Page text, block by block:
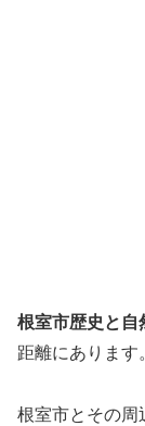
根室市歴史と自
距離にあります
根室市とその周